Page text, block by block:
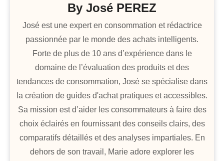
By José PEREZ
José est une expert en consommation et rédactrice
passionnée par le monde des achats intelligents.
Forte de plus de 10 ans d’expérience dans le
domaine de l’évaluation des produits et des
tendances de consommation, José se spécialise dans
la création de guides d'achat pratiques et accessibles.
Sa mission est d’aider les consommateurs à faire des
choix éclairés en fournissant des conseils clairs, des
comparatifs détaillés et des analyses impartiales. En
dehors de son travail, Marie adore explorer les